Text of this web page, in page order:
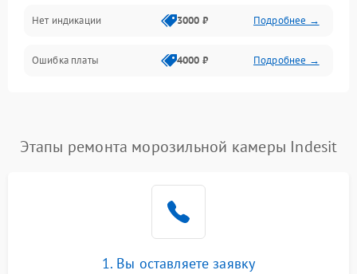
Нет индикации 3000 ₽ Подробнее →
Ошибка платы 4000 ₽ Подробнее →
Этапы ремонта морозильной камеры Indesit
1. Вы оставляете заявку